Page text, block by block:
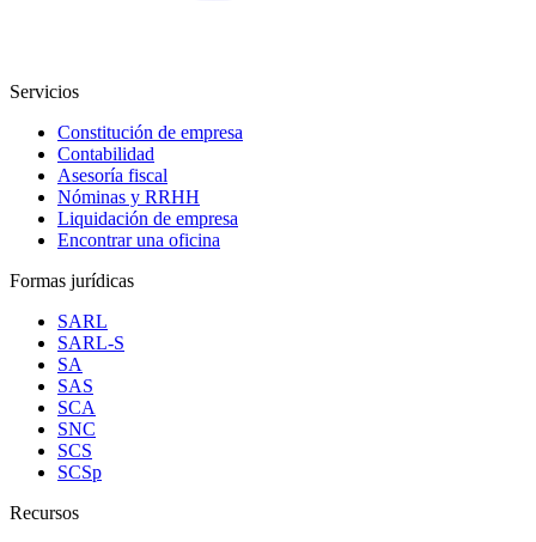
Servicios
Constitución de empresa
Contabilidad
Asesoría fiscal
Nóminas y RRHH
Liquidación de empresa
Encontrar una oficina
Formas jurídicas
SARL
SARL-S
SA
SAS
SCA
SNC
SCS
SCSp
Recursos